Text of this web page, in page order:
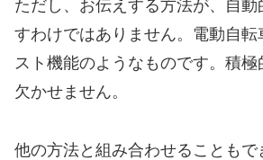
ただし、お伝えする方法が、自動
すわけではありません。電動自転
スト機能のようなものです。積極
欠かせません。
他の方法と組み合わせることもで